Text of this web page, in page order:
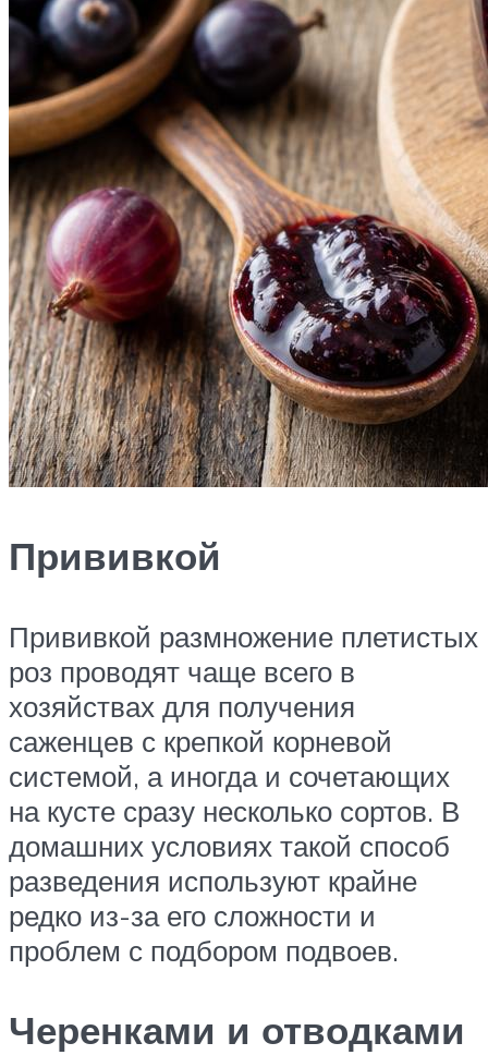
Прививкой
Прививкой размножение плетистых
роз проводят чаще всего в
хозяйствах для получения
саженцев с крепкой корневой
системой, а иногда и сочетающих
на кусте сразу несколько сортов. В
домашних условиях такой способ
разведения используют крайне
редко из-за его сложности и
проблем с подбором подвоев.
Черенками и отводками